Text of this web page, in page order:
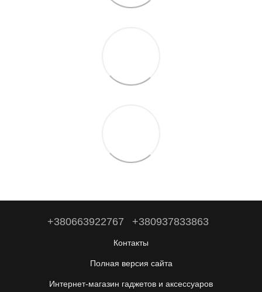
+380663922767 +380937833863
Контакты
Полная версия сайта
Интернет-магазин гаджетов и аксессуаров